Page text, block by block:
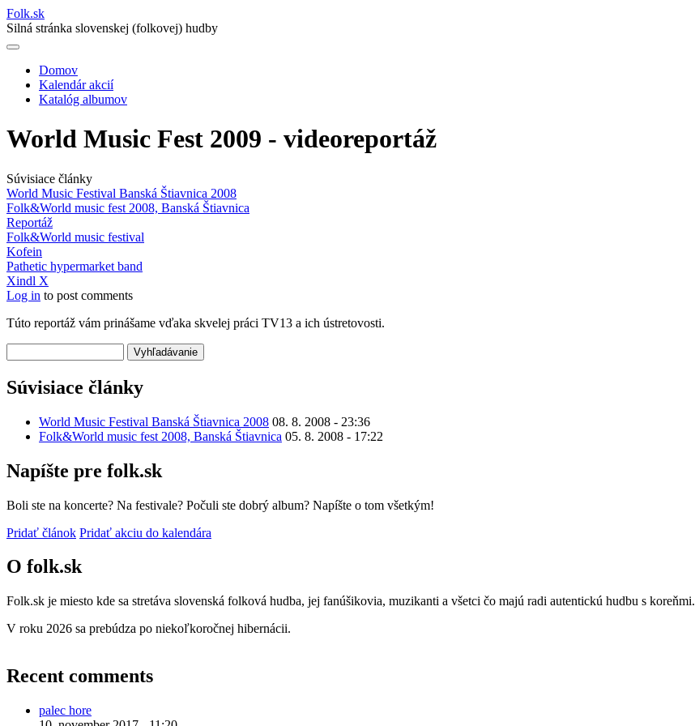
Folk.sk
Silná stránka slovenskej (folkovej) hudby
Main
navigation
Domov
Kalendár akcií
Katalóg albumov
World Music Fest 2009 - videoreportáž
Súvisiace články
World Music Festival Banská Štiavnica 2008
Folk&World music fest 2008, Banská Štiavnica
Reportáž
Folk&World music festival
Kofein
Pathetic hypermarket band
Xindl X
Log in to post comments
Túto reportáž vám prinášame vďaka skvelej práci TV13 a ich ústretovosti.
Súvisiace články
World Music Festival Banská Štiavnica 2008 08. 8. 2008 - 23:36
Folk&World music fest 2008, Banská Štiavnica 05. 8. 2008 - 17:22
Napíšte pre folk.sk
Boli ste na koncerte? Na festivale? Počuli ste dobrý album? Napíšte o tom všetkým!
Pridať článok Pridať akciu do kalendára
O folk.sk
Folk.sk je miesto kde sa stretáva slovenská folková hudba, jej fanúšikovia, muzikanti a všetci čo majú radi autentickú hudbu s koreňmi.
V roku 2026 sa prebúdza po niekoľkoročnej hibernácii.
Recent comments
palec hore